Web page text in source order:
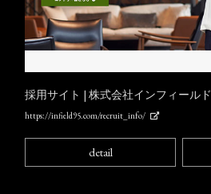
採用サイト | 株式会社インフィールド
https://infield95.com/recruit_info/
detail